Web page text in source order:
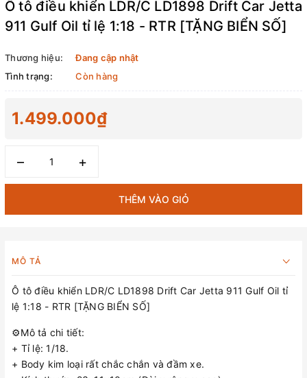
Ô tô điều khiển LDR/C LD1898 Drift Car Jetta
911 Gulf Oil tỉ lệ 1:18 - RTR [TẶNG BIỂN SỐ]
Thương hiệu:
Đang cập nhật
Tình trạng:
Còn hàng
1.499.000₫
– +
THÊM VÀO GIỎ
MÔ TẢ
Ô tô điều khiển LDR/C LD1898 Drift Car Jetta 911 Gulf Oil tỉ
lệ 1:18 - RTR [TẶNG BIỂN SỐ]
⚙️Mô tả chi tiết:
+ Tỉ lệ: 1/18.
+ Body kim loại rất chắc chắn và đầm xe.